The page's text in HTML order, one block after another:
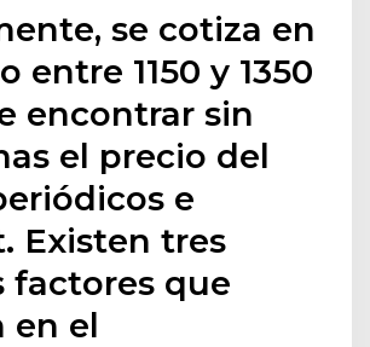
se cotiza en
entre 1150 y 1350
encontrar sin
el precio del
e
Existen tres
factores que
en el